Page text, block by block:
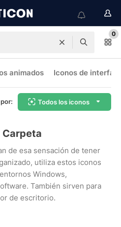
0
animados Iconos de interfaz
Todos los iconos
Carpeta
de esa sensación de tener
utiliza estos iconos
Windows,
También sirven para
de escritorio.